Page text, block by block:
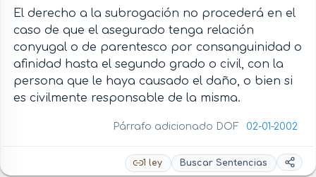
El derecho a la subrogación no procederá en el
caso de que el asegurado tenga relación
conyugal o de parentesco por consanguinidad o
afinidad hasta el segundo grado o civil, con la
persona que le haya causado el daño, o bien si
es civilmente responsable de la misma.
Párrafo adicionado DOF 02-01-2002
1 ley Buscar Sentencias